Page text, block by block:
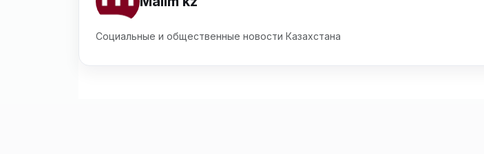
Социальные и общественные новости Казахстана